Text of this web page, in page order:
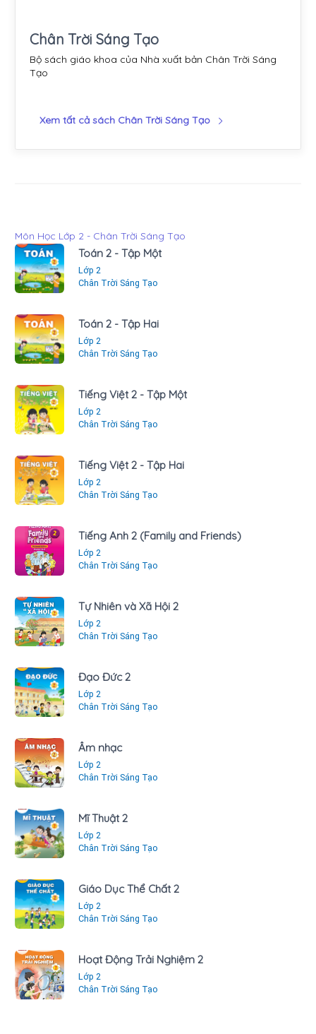
Chân Trời Sáng Tạo
Bộ sách giáo khoa của Nhà xuất bản Chân Trời Sáng
Tạo
Xem tất cả sách Chân Trời Sáng Tạo
Môn Học Lớp 2 - Chân Trời Sáng Tạo
Toán 2 - Tập Một
Lớp 2
Chân Trời Sáng Tạo
Toán 2 - Tập Hai
Lớp 2
Chân Trời Sáng Tạo
Tiếng Việt 2 - Tập Một
Lớp 2
Chân Trời Sáng Tạo
Tiếng Việt 2 - Tập Hai
Lớp 2
Chân Trời Sáng Tạo
Tiếng Anh 2 (Family and Friends)
Lớp 2
Chân Trời Sáng Tạo
Tự Nhiên và Xã Hội 2
Lớp 2
Chân Trời Sáng Tạo
Đạo Đức 2
Lớp 2
Chân Trời Sáng Tạo
Âm nhạc
Lớp 2
Chân Trời Sáng Tạo
Mĩ Thuật 2
Lớp 2
Chân Trời Sáng Tạo
Giáo Dục Thể Chất 2
Lớp 2
Chân Trời Sáng Tạo
Hoạt Động Trải Nghiệm 2
Lớp 2
Chân Trời Sáng Tạo